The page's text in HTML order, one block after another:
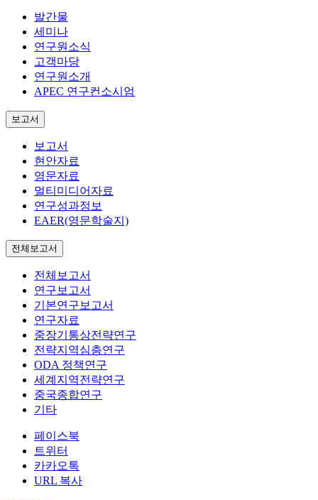
발간물
세미나
연구원소식
고객마당
연구원소개
APEC 연구컨소시엄
보고서
보고서
현안자료
영문자료
멀티미디어자료
연구성과정보
EAER(영문학술지)
전체보고서
전체보고서
연구보고서
기본연구보고서
연구자료
중장기통상전략연구
전략지역심층연구
ODA 정책연구
세계지역전략연구
중국종합연구
기타
페이스북
트위터
카카오톡
URL 복사